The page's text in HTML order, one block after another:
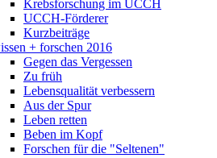
Krebsforschung im UCCH
UCCH-Förderer
Kurzbeiträge
+ forschen 2016
Gegen das Vergessen
Zu früh
Lebensqualität verbessern
Aus der Spur
Leben retten
Beben im Kopf
Forschen für die "Seltenen"